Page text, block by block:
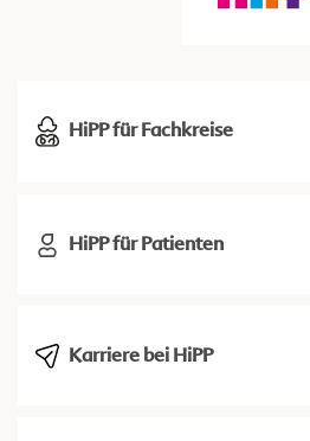
HiPP für Fachkreise
HiPP für Patienten
Karriere bei HiPP